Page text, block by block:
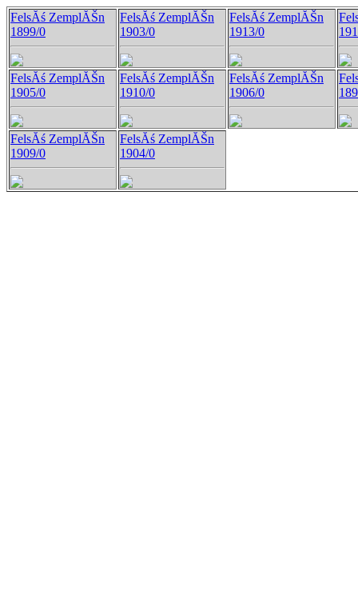
FelsĂś ZemplĂŠn
1899/0
FelsĂś ZemplĂŠn
1903/0
FelsĂś ZemplĂŠn
1913/0
FelsĂś ZemplĂŠn
1905/0
FelsĂś ZemplĂŠn
1910/0
FelsĂś ZemplĂŠn
1906/0
FelsĂś ZemplĂŠn
1909/0
FelsĂś ZemplĂŠn
1904/0